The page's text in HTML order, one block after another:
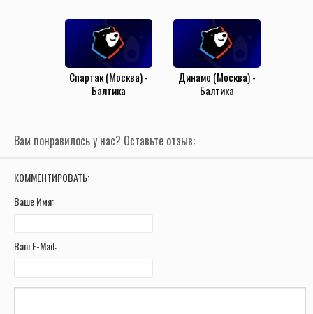
(16.08.2025)
Спартак (Москва) -
Балтика
Динамо (Москва) -
Балтика
Вам понравилось у нас? Оставьте отзыв:
КОММЕНТИРОВАТЬ:
Ваше Имя:
Ваш E-Mail: